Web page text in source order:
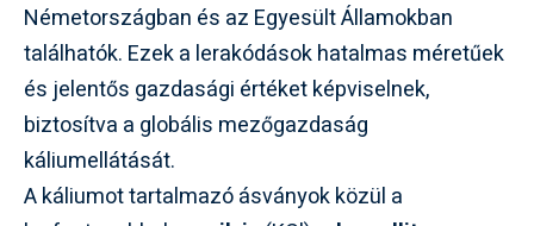
Németországban és az Egyesült Államokban
találhatók. Ezek a lerakódások hatalmas méretűek
és jelentős gazdasági értéket képviselnek,
biztosítva a globális mezőgazdaság
káliumellátását.
A káliumot tartalmazó ásványok közül a